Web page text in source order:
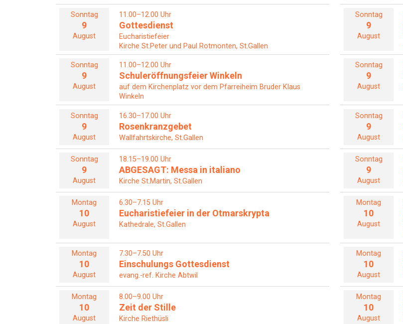
Sonntag
9
August
11.00–12.00 Uhr
Gottesdienst
Eucharistiefeier
Kirche St.Peter und Paul Rotmonten, St.Gallen
Sonntag
9
August
Sonntag
9
August
11.00–12.00 Uhr
Schuleröffnungsfeier Winkeln
auf dem Kirchenplatz vor dem Pfarreiheim Bruder Klaus
Winkeln
Sonntag
9
August
Sonntag
9
August
16.30–17.00 Uhr
Rosenkranzgebet
Wallfahrtskirche, St.Gallen
Sonntag
9
August
Sonntag
9
August
18.15–19.00 Uhr
ABGESAGT: Messa in italiano
Kirche St.Martin, St.Gallen
Sonntag
9
August
Montag
10
August
6.30–7.15 Uhr
Eucharistiefeier in der Otmarskrypta
Kathedrale, St.Gallen
Montag
10
August
Montag
10
August
7.30–7.50 Uhr
Einschulungs Gottesdienst
evang.-ref. Kirche Abtwil
Montag
10
August
Montag
10
August
8.00–9.00 Uhr
Zeit der Stille
Kirche Riethüsli
Montag
10
August